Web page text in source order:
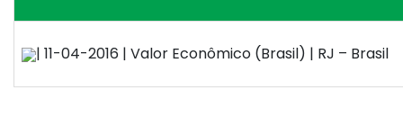
| 11-04-2016 | Valor Econômico (Brasil) | RJ – Brasil